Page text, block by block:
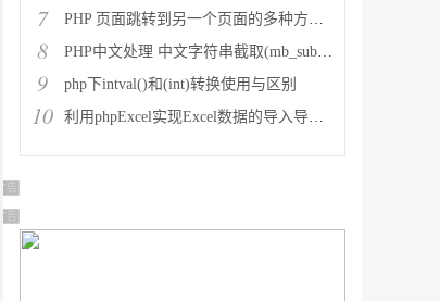
7 PHP 页面跳转到另一个页面的多种方法方法总结
8 PHP中文处理 中文字符串截取(mb_substr)和获取中
9 php下intval()和(int)转换使用与区别
10 利用phpExcel实现Excel数据的导入导出(全步骤详细
广告 商业广告，理性选择
广告 商业广告，理性选择